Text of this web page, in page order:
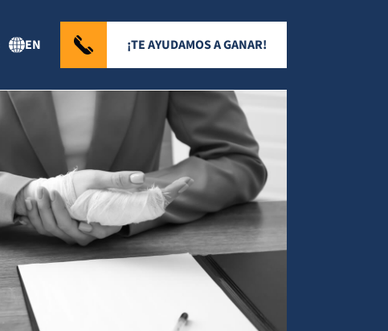
EN ¡TE AYUDAMOS A GANAR!